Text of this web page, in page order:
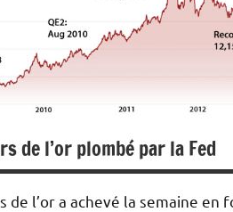
de l’or plombé par la Fed
de l’or a achevé la semaine en